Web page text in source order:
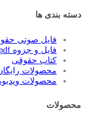
دسته بندی ها
فایل صوتی
فایل و جزوه pdf
کتاب حقوقی
محصولات
محصولات
محصولات